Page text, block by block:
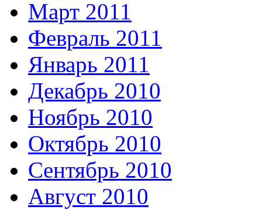
Март 2011
Февраль 2011
Январь 2011
Декабрь 2010
Ноябрь 2010
Октябрь 2010
Сентябрь 2010
Август 2010